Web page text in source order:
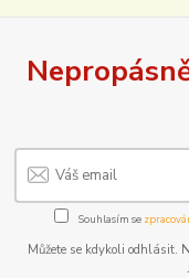
Souhlasím se
Můžete se kdykoli